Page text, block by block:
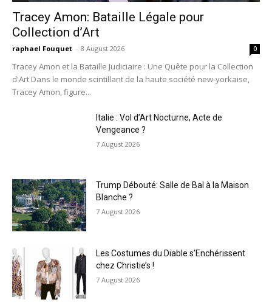
Tracey Amon: Bataille Légale pour
Collection d’Art
raphael Fouquet - 8 August 2026 0
Tracey Amon et la Bataille Judiciaire : Une Quête pour la Collection
d'Art Dans le monde scintillant de la haute société new-yorkaise,
Tracey Amon, figure...
Italie : Vol d’Art Nocturne, Acte de
Vengeance ?
7 August 2026
Trump Débouté: Salle de Bal à la Maison
Blanche ?
7 August 2026
Les Costumes du Diable s’Enchérissent
chez Christie’s !
7 August 2026